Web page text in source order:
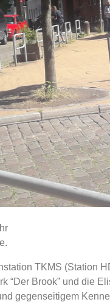
TKMS (Station
“Der Brook” und die
gegenseitigem